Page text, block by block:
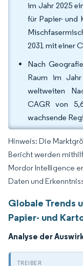
im Jahr 2025
für Papier- und
2031 mit einer
Nach
Raum im
weltweiten
CAGR von
wachsende
Hinweis: Die
Bericht werden
Mordor Intelligence
Daten und
Globale Trends
Papier- und
Analyse der